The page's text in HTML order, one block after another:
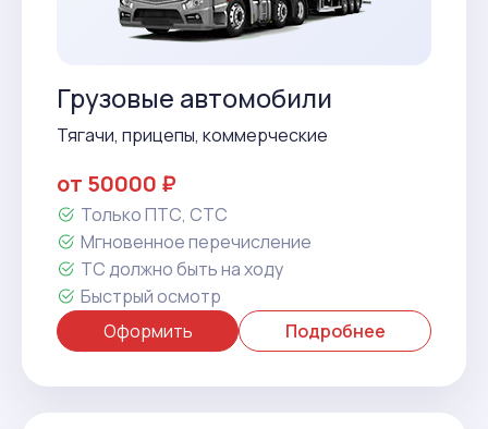
Грузовые автомобили
Тягачи, прицепы, коммерческие
от 50000 ₽
Только ПТС, СТС
Мгновенное перечисление
ТС должно быть на ходу
Быстрый осмотр
Оформить
Подробнее